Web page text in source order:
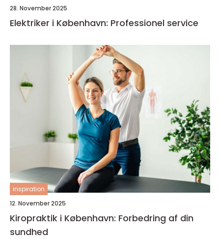
28. November 2025
Elektriker i København: Professionel service
inspiration
12. November 2025
Kiropraktik i København: Forbedring af din
sundhed